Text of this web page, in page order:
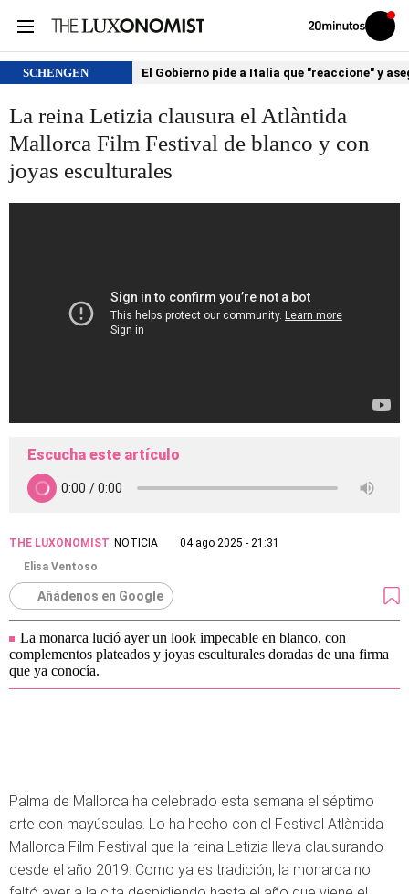
Volver
Iniciar
sesión
SCHENGEN El Gobierno pide a Italia que "reaccione" y
La reina Letizia clausura el Atlàntida
Mallorca Film Festival de blanco y con
joyas esculturales
Escucha este artículo
THE LUXONOMIST NOTICIA
04 ago 2025 - 21:31
Elisa Ventoso
Añádenos en Google
La monarca lució ayer un look impecable en blanco, con
complementos plateados y joyas esculturales doradas de una firma
que ya conocía.
Palma de Mallorca ha celebrado esta semana el séptimo
arte con mayúsculas. Lo ha hecho con el Festival Atlàntida
Mallorca Film Festival que la reina Letizia lleva clausurando
desde el año 2019. Como ya es tradición, la monarca no